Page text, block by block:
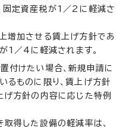
固定資産税が1／2に軽減さ
増加させる賃上げ方針であ
1／4に軽減されます。
付けたい場合、新規申請に
るものに限り、賃上げ方針
げ方針の内容に応じた特例
得した設備の軽減率は、